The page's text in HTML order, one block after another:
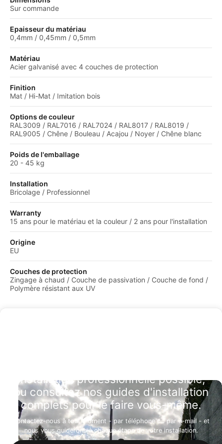
Sur commande
Epaisseur du matériau
0,4mm / 0,45mm / 0,5mm
Matériau
Acier galvanisé avec 4 couches de protection
Finition
Mat / Hi-Mat / Imitation bois
Options de couleur
RAL3009 / RAL7016 / RAL7024 / RAL8017 / RAL8019 /
RAL9005 / Chêne / Bouleau / Acajou / Noyer / Chêne blanc
Poids de l'emballage
20 - 45 kg
Installation
Bricolage / Professionnel
Warranty
15 ans pour le matériau et la couleur / 2 ans pour l'installation
Origine
EU
Couches de protection
Zingage à chaud / Couche de passivation / Couche de fond /
Polymère résistant aux UV
Installation professionnelle possible,
ou consultez nos guides d'installation
complets pour le faire vous-même.
Contactez-nous à tout moment - par téléphone ou par e-mail - et
nous vous guiderons à chaque étape de votre installation.